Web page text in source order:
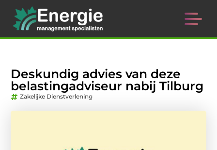
Deskundig advies van deze
belastingadviseur nabij Tilburg
Zakelijke Dienstverlening